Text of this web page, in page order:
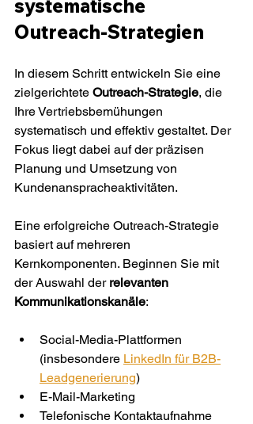
systematische
Outreach-Strategien
In diesem Schritt entwickeln Sie eine
zielgerichtete Outreach-Strategie, die
Ihre Vertriebsbemühungen
systematisch und effektiv gestaltet. Der
Fokus liegt dabei auf der präzisen
Planung und Umsetzung von
Kundenanspracheaktivitäten.
Eine erfolgreiche Outreach-Strategie
basiert auf mehreren
Kernkomponenten. Beginnen Sie mit
der Auswahl der relevanten
Kommunikationskanäle:
Social-Media-Plattformen
(insbesondere LinkedIn für B2B-
Leadgenerierung)
E-Mail-Marketing
Telefonische Kontaktaufnahme